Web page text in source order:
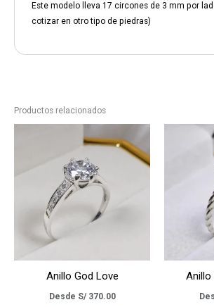
Este modelo lleva 17 circones de 3 mm por
cotizar en otro tipo de piedras)
Productos relacionados
Anillo God Love
Desde S/370.00
Anillo